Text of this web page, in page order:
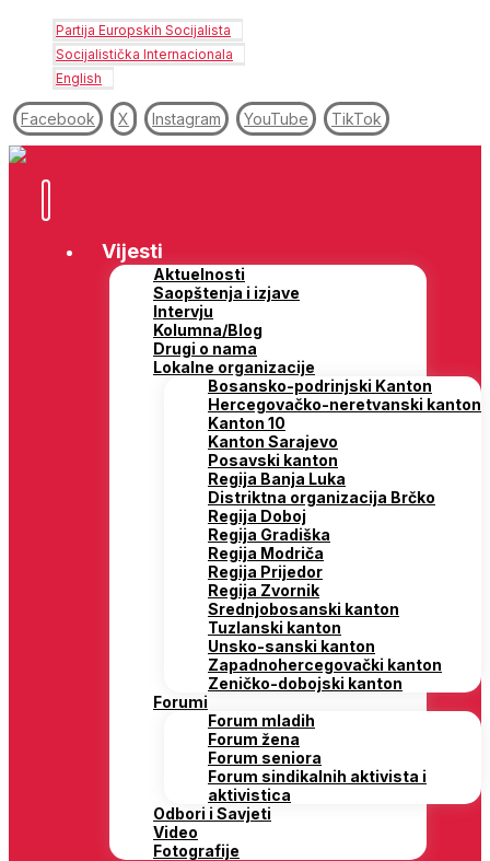
Partija Europskih Socijalista
Socijalistička Internacionala
English
Facebook X Instagram YouTube TikTok
Vijesti
Aktuelnosti
Saopštenja i izjave
Intervju
Kolumna/Blog
Drugi o nama
Lokalne organizacije
Bosansko-podrinjski Kanton
Hercegovačko-neretvanski kanton
Kanton 10
Kanton Sarajevo
Posavski kanton
Regija Banja Luka
Distriktna organizacija Brčko
Regija Doboj
Regija Gradiška
Regija Modriča
Regija Prijedor
Regija Zvornik
Srednjobosanski kanton
Tuzlanski kanton
Unsko-sanski kanton
Zapadnohercegovački kanton
Zeničko-dobojski kanton
Forumi
Forum mladih
Forum žena
Forum seniora
Forum sindikalnih aktivista i
aktivistica
Odbori i Savjeti
Video
Fotografije